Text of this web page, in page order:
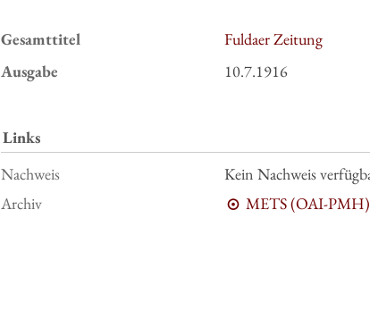
Gesamttitel
Fuldaer Zeitung
Ausgabe
10.7.1916
Links
Nachweis
Kein Nachweis
Archiv
METS (OAI-PMH)